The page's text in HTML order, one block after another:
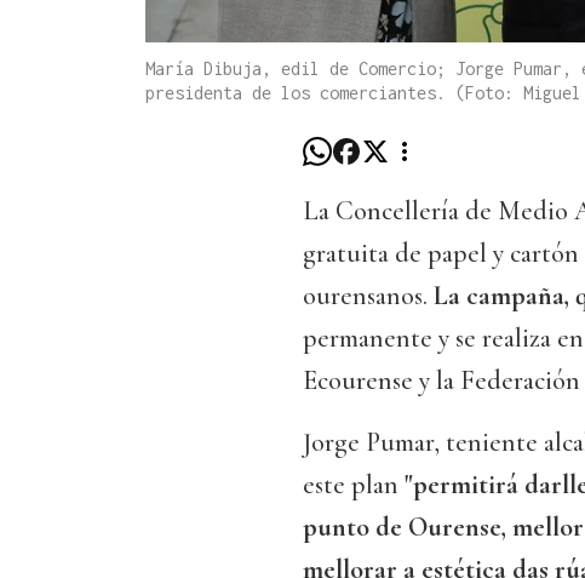
María Dibuja, edil de Comercio; Jorge Pumar,
presidenta de los comerciantes. (Foto: Miguel
La Concellería de Medio
gratuita de papel y
ourensanos. La campaña,
permanente y se realiza
Ecourense y la
Jorge Pumar, teniente
este plan "permitirá
punto de Ourense,
mellorar a estética das